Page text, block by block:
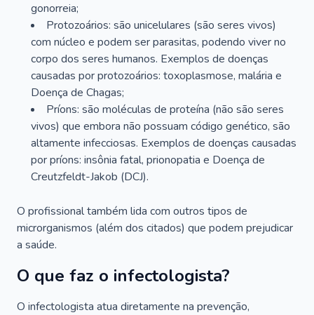
gonorreia;
Protozoários: são unicelulares (são seres vivos)
com núcleo e podem ser parasitas, podendo viver no
corpo dos seres humanos. Exemplos de doenças
causadas por protozoários: toxoplasmose, malária e
Doença de Chagas;
Príons: são moléculas de proteína (não são seres
vivos) que embora não possuam código genético, são
altamente infecciosas. Exemplos de doenças causadas
por príons: insônia fatal, prionopatia e Doença de
Creutzfeldt-Jakob (DCJ).
O profissional também lida com outros tipos de
microrganismos (além dos citados) que podem prejudicar
a saúde.
O que faz o infectologista?
O infectologista atua diretamente na prevenção,